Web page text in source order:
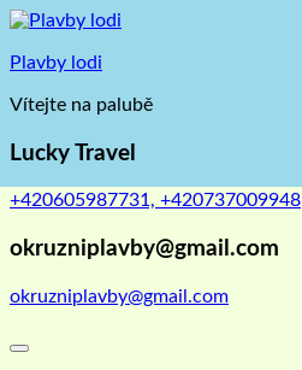
Skip
content
Plavby lodi
Vítejte na palubě
Lucky Travel
+420605987731, +420737009948
okruzniplavby@gmail.com
okruzniplavby@gmail.com